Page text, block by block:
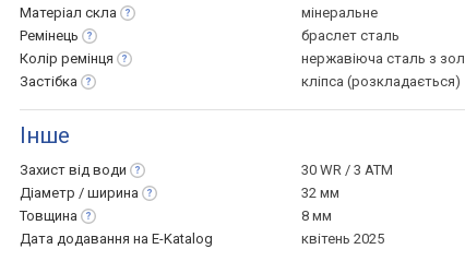
Матеріал скла
мінеральне
Ремінець
браслет сталь
Колір ремінця
нержавіюча сталь з
Застібка
кліпса (розкладається)
Інше
Захист від води
30 WR / 3 ATM
Діаметр / ширина
32 мм
Товщина
8 мм
Дата додавання на E-Katalog
квітень 2025